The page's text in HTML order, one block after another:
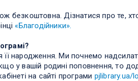
безкоштовна. Дізнатися про те,
«Благодійники».
її народження. Ми почнемо
у вашій родині поповнення, то
на сайті програми pjlibrary.ua/